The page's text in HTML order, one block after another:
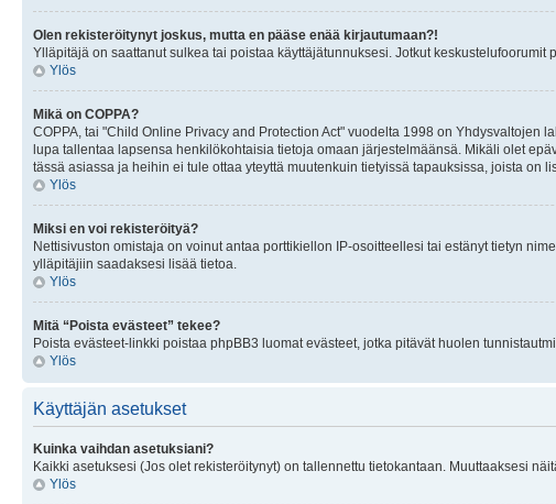
Olen rekisteröitynyt joskus, mutta en pääse enää kirjautumaan?!
Ylläpitäjä on saattanut sulkea tai poistaa käyttäjätunnuksesi. Jotkut
Ylös
Mikä on COPPA?
COPPA, tai "Child Online Privacy and Protection Act" vuodelta 1998 on
lupa tallentaa lapsensa henkilökohtaisia tietoja omaan järjestelmäänsä. Mikäli olet
tässä asiassa ja heihin ei tule ottaa yteyttä muutenkuin tietyissä tapauksissa, joista on
Ylös
Miksi en voi rekisteröityä?
Nettisivuston omistaja on voinut antaa porttikiellon IP-osoitteellesi tai estänyt tietyn
ylläpitäjiin saadaksesi lisää tietoa.
Ylös
Mitä “Poista evästeet” tekee?
Poista evästeet-linkki poistaa phpBB3 luomat evästeet, jotka pitävät huolen
Ylös
Käyttäjän asetukset
Kuinka vaihdan asetuksiani?
Kaikki asetuksesi (Jos olet rekisteröitynyt) on tallennettu tietokantaan. Muuttaaksesi
Ylös